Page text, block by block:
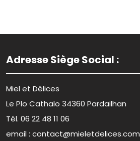
Adresse Siège Social :
Miel et Délices
Le Plo Cathalo 34360 Pardailhan
Tél. 06 22 48 11 06
email : contact@mieletdelices.com